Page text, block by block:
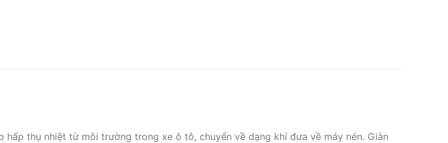
thụ nhiệt từ môi trường trong xe ô tô, chuyển về dạng khí đưa về máy nén. Giàn